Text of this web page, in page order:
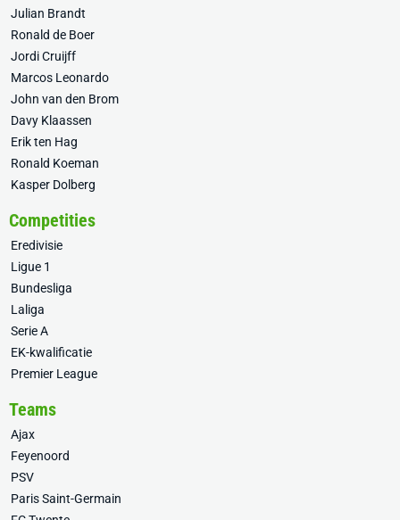
Julian Brandt
Ronald de Boer
Jordi Cruijff
Marcos Leonardo
John van den Brom
Davy Klaassen
Erik ten Hag
Ronald Koeman
Kasper Dolberg
Competities
Eredivisie
Ligue 1
Bundesliga
Laliga
Serie A
EK-kwalificatie
Premier League
Teams
Ajax
Feyenoord
PSV
Paris Saint-Germain